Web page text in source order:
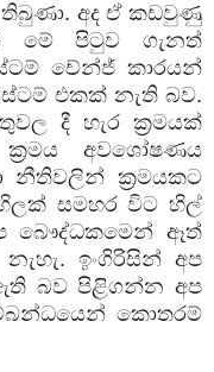
අද ඒ කඩවුණු
මේ පිටුව ගැනත්
චේන්ජ් කාරයන්
එකක් නැති බව.
දී හැර ක්‍රමයක්
අවශෝෂණය
නීතිවලින් ක්‍රමයකට
සමහර විට හිල්
බෞද්ධකමෙන් ඈත්
ඉංගිරිසින් අප
බව පිළිගන්න අප
කොතරම්